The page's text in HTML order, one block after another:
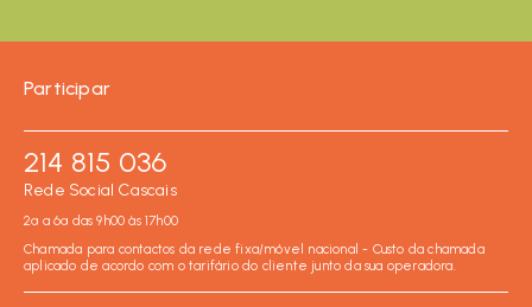
Participar
214 815 036
Rede Social Cascais
2ª a 6ª das 9h00 às 17h00
Chamada para contactos da rede fixa/móvel nacional - Custo da chamada
aplicado de acordo com o tarifário do cliente junto da sua operadora.